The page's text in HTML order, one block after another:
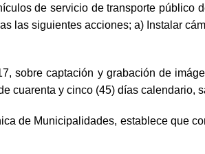
de servicio de transporte
las siguientes acciones; a) Instalar
sobre captación y grabación de
cuarenta y cinco (45) días calendario,
de Municipalidades, establece que